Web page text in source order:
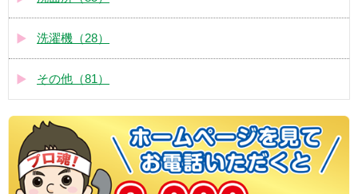
洗濯機（28）
その他（81）